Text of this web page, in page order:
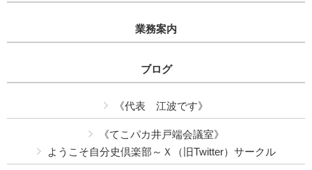
業務案内
ブログ
《代表 江波です》
《てこパカ井戸端会議室》
ようこそ自分史倶楽部～Ｘ（旧Twitter）サークル